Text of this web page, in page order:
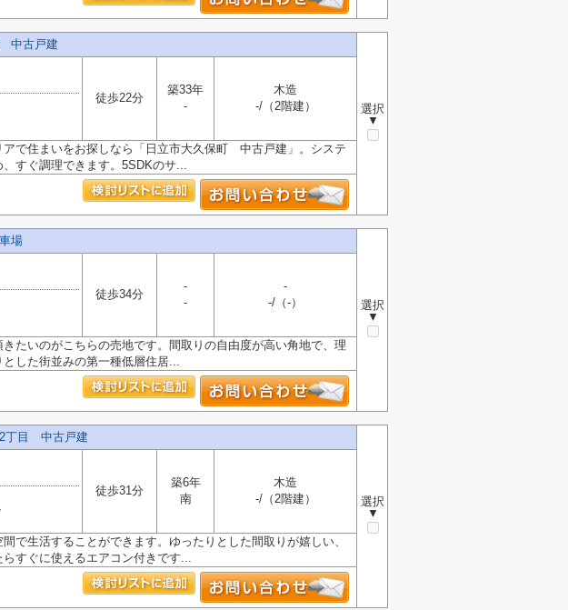
中古戸建
選択
▼
徒歩22分
築33年
-
木造
-/（2階建）
で住まいをお探しなら「日立市大久保町 中古戸建」。システ
すぐ調理できます。5SDKのサ...
場
選択
▼
徒歩34分
-
-
-
-/（-）
たいのがこちらの売地です。間取りの自由度が高い角地で、理
した街並みの第一種低層住居...
2丁目 中古戸建
選択
▼
徒歩31分
築6年
南
木造
-/（2階建）
で生活することができます。ゆったりとした間取りが嬉しい、
すぐに使えるエアコン付きです...